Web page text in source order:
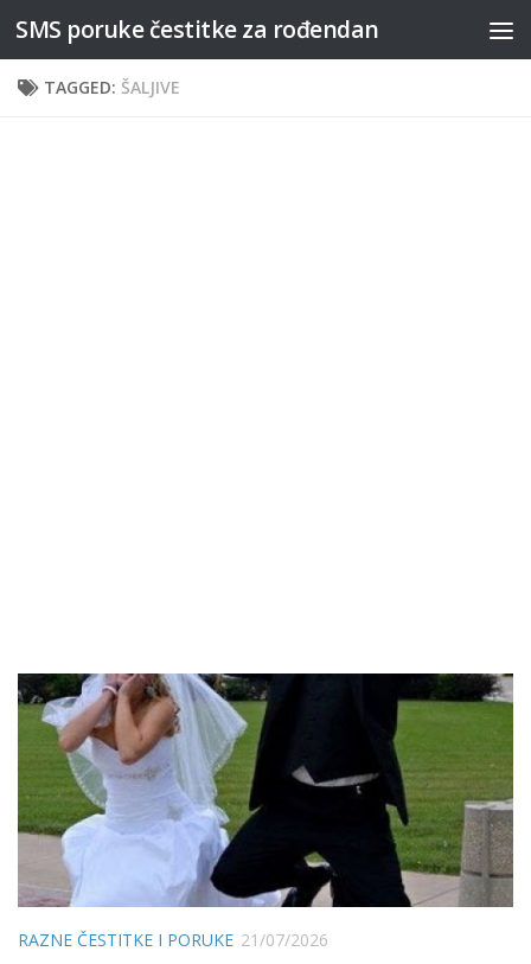
Skip to content
SMS poruke čestitke za rođendan
TAGGED: ŠALJIVE
RAZNE ČESTITKE I PORUKE 21/07/2026